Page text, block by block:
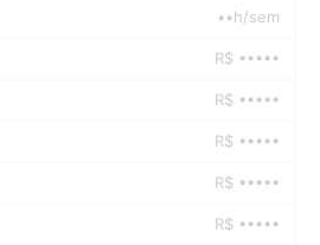
••h/sem
R$ •••••
R$ •••••
R$ •••••
R$ •••••
R$ •••••